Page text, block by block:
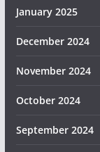
January 2025
December 2024
November 2024
October 2024
September 2024